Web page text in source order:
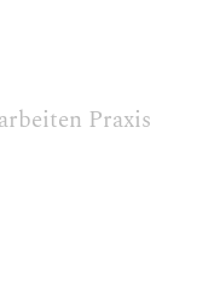
Praxis